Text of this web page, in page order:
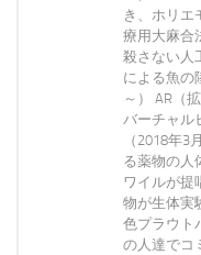
き、ホリエ
療用大麻合
殺さない人
による魚の
～） AR（
バーチャル
（2018年3
る薬物の人
ワイルが提
物が生体実
色プラウト
の人達でコ